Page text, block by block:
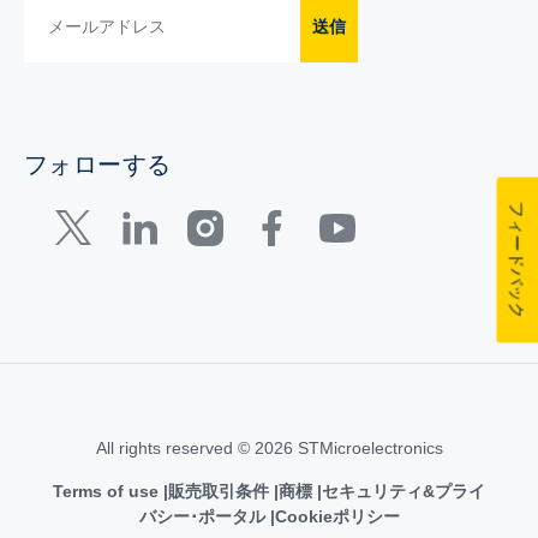
送信
フォローする
All rights reserved © 2026 STMicroelectronics
Terms of use 販売取引条件 商標 セキュリティ&プライ
バシー･ポータル Cookieポリシー
フィードバック